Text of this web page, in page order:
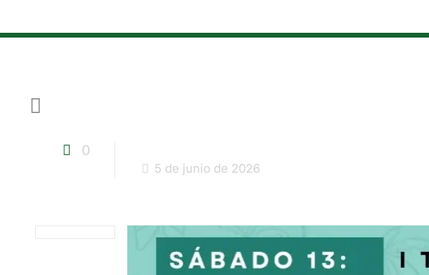
0
5 de junio de 2026